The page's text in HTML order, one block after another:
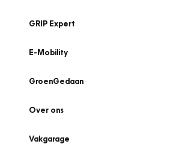
GRIP Expert
E-Mobility
GroenGedaan
Over ons
Vakgarage